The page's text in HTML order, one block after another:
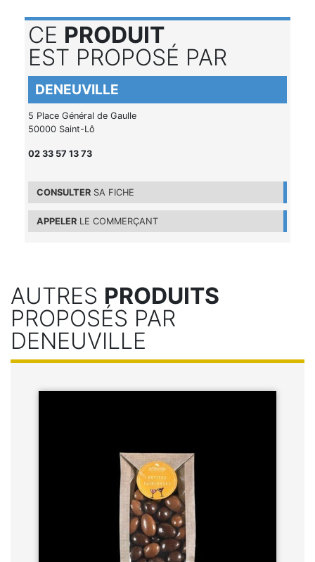
CE PRODUIT
EST PROPOSÉ PAR
DENEUVILLE
5 Place Général de Gaulle
50000 Saint-Lô
02 33 57 13 73
CONSULTER SA FICHE
APPELER LE COMMERÇANT
AUTRES PRODUITS
PROPOSÉS PAR
DENEUVILLE